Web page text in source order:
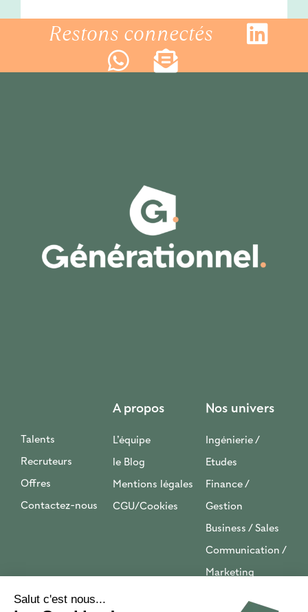
Restons connectés
Talents
Recruteurs
Offres
Contactez-nous
A propos
L’équipe
le Blog
Mentions légales
CGU/Cookies
Nos univers
Ingénierie /
Etudes
Finance /
Gestion
Business / Sales
Communication /
Marketing